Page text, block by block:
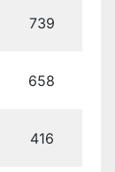
739
658
416